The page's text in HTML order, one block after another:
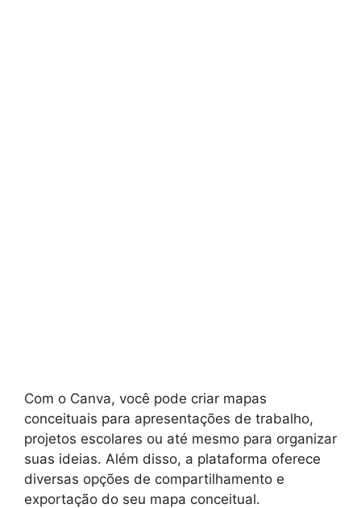
Com o Canva, você pode criar mapas
conceituais para apresentações de trabalho,
projetos escolares ou até mesmo para organizar
suas ideias. Além disso, a plataforma oferece
diversas opções de compartilhamento e
exportação do seu mapa conceitual.